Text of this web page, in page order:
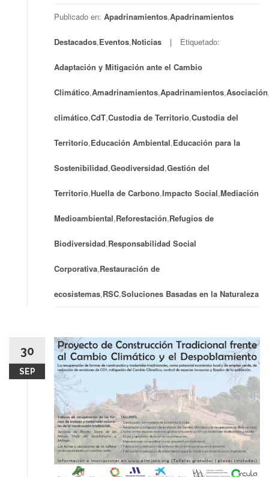
Publicado en: Apadrinamientos,Apadrinamientos
Destacados,Eventos,Noticias Etiquetado:
Adaptación y Mitigación ante el Cambio
Climático,Amadrinamientos,Apadrinamientos,Asociación
climático,CdT,Custodia de Territorio,Custodia del
Territorio,Educación Ambiental,Educación para la
Sostenibilidad,Geodiversidad,Gestión del
Territorio,Huella de Carbono,Impacto Social,Mediación
Medioambiental,Reforestación,Refugios de
Biodiversidad,Responsabilidad Social
Corporativa,Restauración de
ecosistemas,RSC,Soluciones Basadas en la Naturaleza
30
SEP